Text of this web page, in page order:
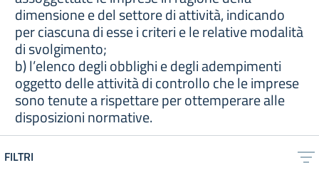
dimensione e del settore di attività, indicando
per ciascuna di esse i criteri e le relative modalità
di svolgimento;
b) l’elenco degli obblighi e degli adempimenti
oggetto delle attività di controllo che le imprese
sono tenute a rispettare per ottemperare alle
disposizioni normative.
FILTRI